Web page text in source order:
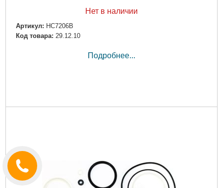
Нет в наличии
Артикул: HC7206B
Код товара: 29.12.10
Подробнее...